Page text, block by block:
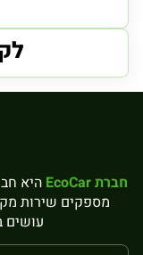
חברת EcoCar
היא
מספקים שירות
עושים